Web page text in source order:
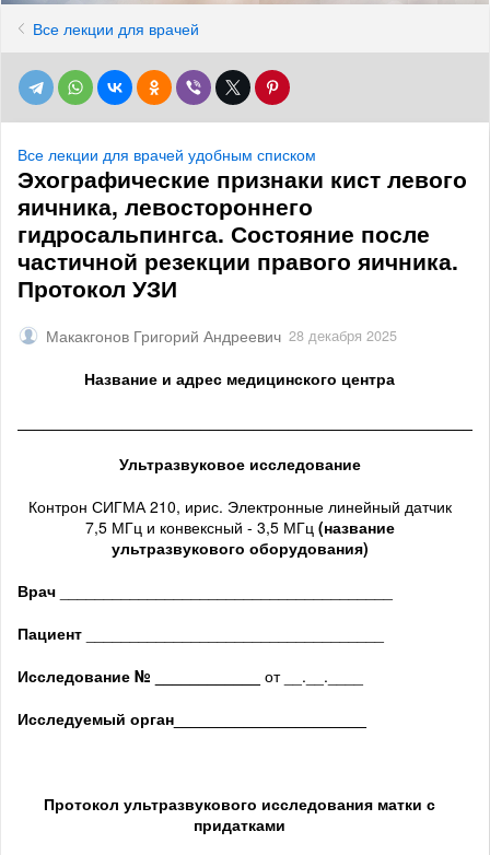
Все лекции для врачей
Все лекции для врачей удобным списком
Эхографические признаки кист левого
яичника, левостороннего
гидросальпингса. Состояние после
частичной резекции правого яичника.
Протокол УЗИ
Макакгонов Григорий Андреевич 28 декабря 2025
Название и адрес медицинского центра
Ультразвуковое исследование
Контрон СИГМА 210, ирис. Электронные линейный датчик
7,5 МГц и конвексный - 3,5 МГц(название
ультразвукового оборудования)
Врач
Пациент
Исследование № ____________ от __.__.____
Исследуемый орган
Протокол ультразвукового исследования матки с
придатками